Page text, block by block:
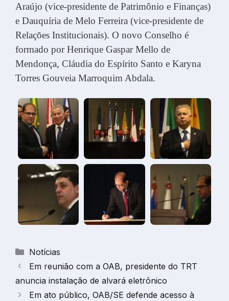
Araújo (vice-presidente de Patrimônio e Finanças)
e Dauquíria de Melo Ferreira (vice-presidente de
Relações Institucionais). O novo Conselho é
formado por Henrique Gaspar Mello de
Mendonça, Cláudia do Espírito Santo e Karyna
Torres Gouveia Marroquim Abdala.
Categorias
Notícias
Em reunião com a OAB, presidente do TRT
anuncia instalação de alvará eletrônico
Em ato público, OAB/SE defende acesso à